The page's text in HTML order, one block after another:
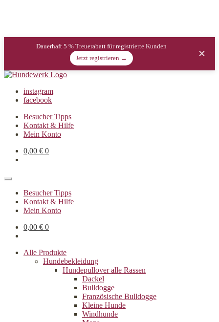
Dauerhaft 5 % Treuerabatt für registrierte Kunden
Jetzt registrieren →
×
instagram
facebook
Besucher Tipps
Kontakt & Hilfe
Mein Konto
0,00 € 0
Besucher Tipps
Kontakt & Hilfe
Mein Konto
0,00 € 0
Alle Produkte
Hundebekleidung
Hundepullover alle Rassen
Dackel
Bulldogge
Französische Bulldogge
Kleine Hunde
Windhunde